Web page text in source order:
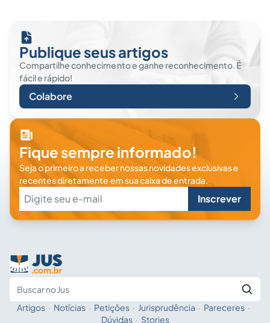
Publique seus artigos
Compartilhe conhecimento e ganhe reconhecimento. É
fácil e rápido!
Colabore
Fique sempre informado!
Seja o primeiro a receber nossas novidades exclusivas e
recentes diretamente em sua caixa de entrada.
Inscrever
Fale com a IA
Artigos · Notícias · Petições · Jurisprudência · Pareceres ·
Dúvidas · Stories